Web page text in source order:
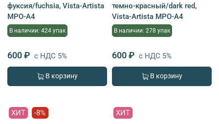
фуксия/fuchsia, Vista-Artista
MPO-A4
В наличии: 424 упак
600 ₽ с НДС 5%
В корзину
темно-красный/dark red,
Vista-Artista MPO-A4
В наличии: 278 упак
600 ₽ с НДС 5%
В корзину
ХИТ -8% ХИТ